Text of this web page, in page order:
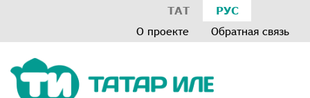
ТАТ РУС
О проекте Обратная связь